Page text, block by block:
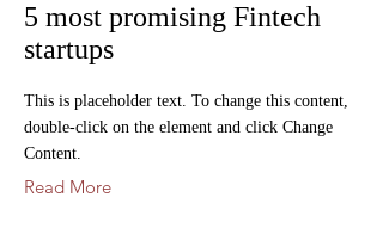
5 most promising Fintech
startups
This is placeholder text. To change this content,
double-click on the element and click Change
Content.
Read More